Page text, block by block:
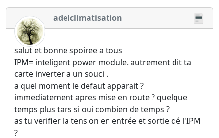
adelclimatisation
salut et bonne spoiree a tous
IPM= inteligent power module. autrement dit ta
carte inverter a un souci .
a quel moment le defaut apparait ?
immediatement apres mise en route ? quelque
temps plus tars si oui combien de temps ?
as tu verifier la tension en entrée et sortie dé l'IPM
?